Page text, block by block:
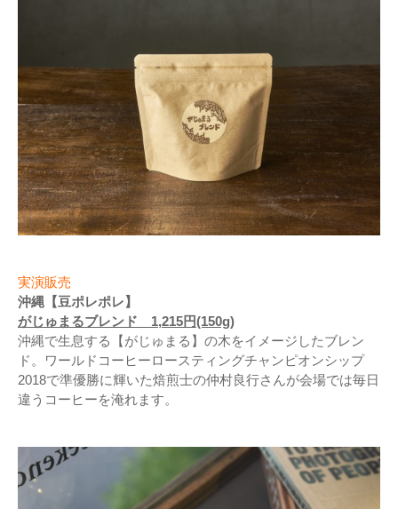
実演販売
沖縄【豆ポレポレ】
がじゅまるブレンド 1,215円(150g)
沖縄で生息する【がじゅまる】の木をイメージしたブレン
ド。ワールドコーヒーロースティングチャンピオンシップ
2018で準優勝に輝いた焙煎士の仲村良行さんが会場では毎日
違うコーヒーを淹れます。